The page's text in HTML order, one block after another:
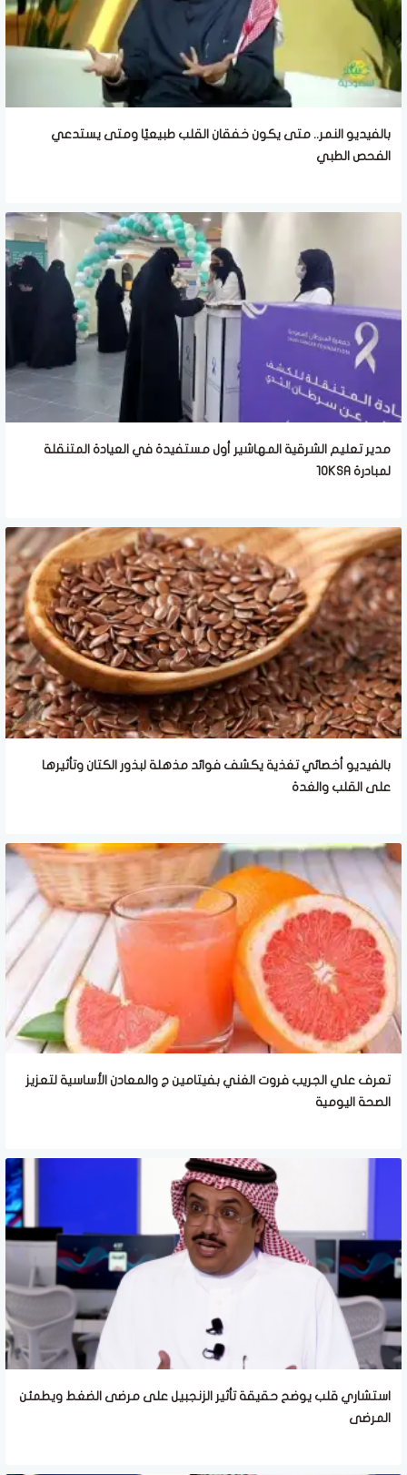
بالفيديو النمر.. متى يكون خفقان القلب طبيعيًا ومتى يستدعي
الفحص الطبي
مدير تعليم الشرقية المهاشير أول مستفيدة في العيادة المتنقلة
لمبادرة 10KSA
بالفيديو أخصائي تغذية يكشف فوائد مذهلة لبذور الكتان وتأثيرها
على القلب والغدة
تعرف علي الجريب فروت الغني بفيتامين ج والمعادن الأساسية لتعزيز
الصحة اليومية
استشاري قلب يوضح حقيقة تأثير الزنجبيل على مرضى الضغط ويطمئن
المرضى